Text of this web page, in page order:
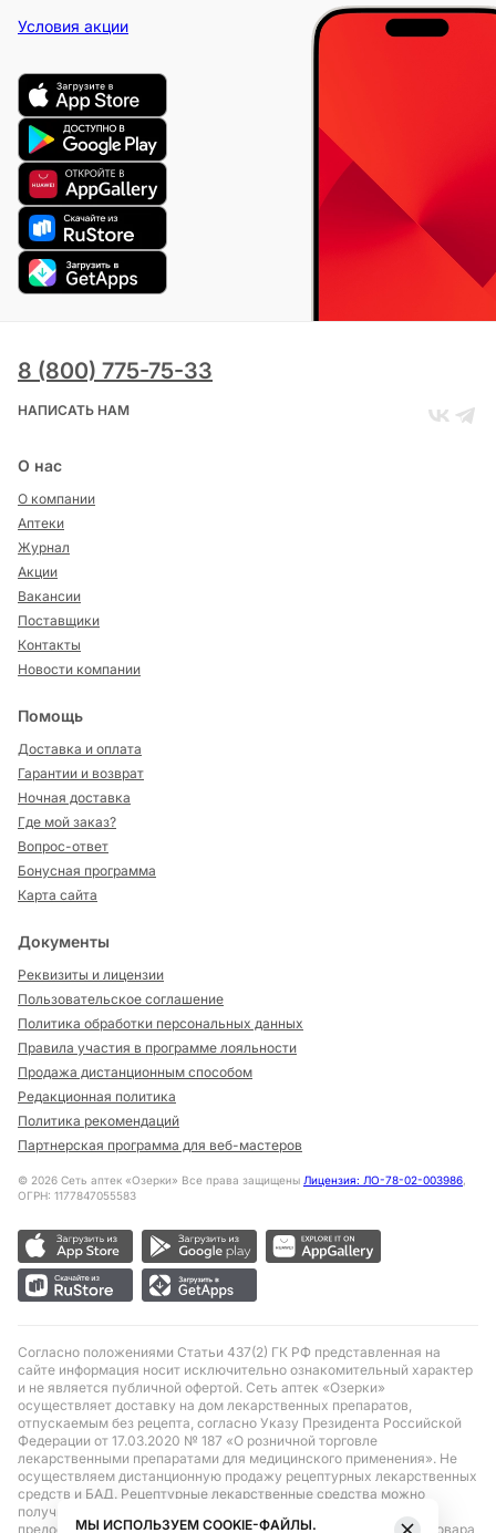
Условия акции
8 (800) 775-75-33
НАПИСАТЬ НАМ
О нас
О компании
Аптеки
Журнал
Акции
Вакансии
Поставщики
Контакты
Новости компании
Помощь
Доставка и оплата
Гарантии и возврат
Ночная доставка
Где мой заказ?
Вопрос-ответ
Бонусная программа
Карта сайта
Документы
Реквизиты и лицензии
Пользовательское соглашение
Политика обработки персональных данных
Правила участия в программе лояльности
Продажа дистанционным способом
Редакционная политика
Политика рекомендаций
Партнерская программа для веб-мастеров
© 2026 Сеть аптек «Озерки» Все права защищены Лицензия: ЛО-78-02-003986,
ОГРН: 1177847055583
Согласно положениями Статьи 437(2) ГК РФ представленная на
сайте информация носит исключительно ознакомительный характер
и не является публичной офертой. Сеть аптек «Озерки»
осуществляет доставку на дом лекарственных препаратов,
отпускаемым без рецепта, согласно Указу Президента Российской
Федерации от 17.03.2020 № 187 «О розничной торговле
лекарственными препаратами для медицинского применения». Не
осуществляем дистанционную продажу рецептурных лекарственных
средств и БАД. Рецептурные лекарственные средства можно
получить только при помощи самовывоза в аптеке при
предоставлении рецепта, выписанного врачом. Бронирование товара
МЫ ИСПОЛЬЗУЕМ COOKIE-ФАЙЛЫ.